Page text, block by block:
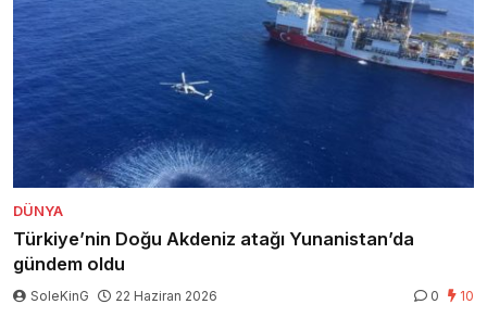
DÜNYA
Türkiye’nin Doğu Akdeniz atağı Yunanistan’da
gündem oldu
SoleKinG 22 Haziran 2026 0 10